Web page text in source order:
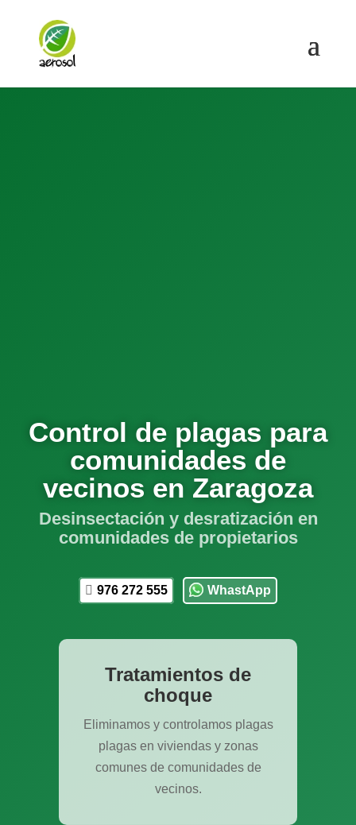
Control de plagas para
comunidades de
vecinos en Zaragoza
Desinsectación y desratización en
comunidades de propietarios
976 272 555 WhastApp
Tratamientos de
choque
Eliminamos y controlamos plagas
plagas en viviendas y zonas
comunes de comunidades de
vecinos.